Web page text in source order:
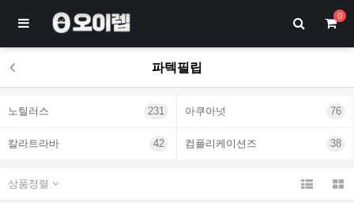
0
파텍필립
노틸러스 231 아쿠아넛 76
칼라트라바 42 컴플리케이션즈 38
상품정렬